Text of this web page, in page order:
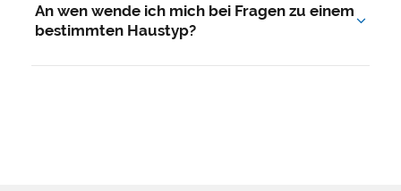
um Haustyp, Grundstück oder Finanzierung geht.
An wen wende ich mich bei Fragen zu einem
bestimmten Haustyp?